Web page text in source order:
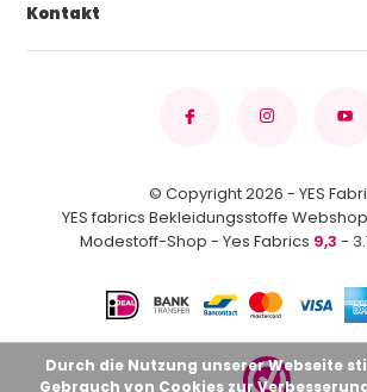
Kontakt
© Copyright 2026 - YES
YES fabrics Bekleidungsstoffe
Modestoff-Shop - Yes Fabrics 9,3 -
Durch die Nutzung unserer Webseite
Gebrauch von Cookies zur